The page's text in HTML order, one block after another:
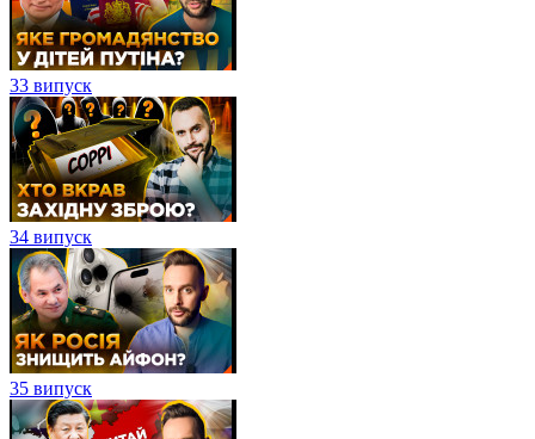
33 випуск
34 випуск
35 випуск